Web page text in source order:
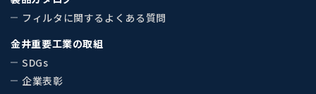
フィルタに関するよくある質問
金井重要工業の取組
SDGs
企業表彰